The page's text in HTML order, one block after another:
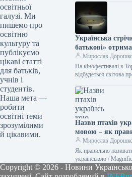
освітньої
галузі. Ми
пишемо про
освітню
культуру та
публікуємо
цікаві статті
для батьків,
учнів і
студентів.
Наша мета —
робити
освітні теми
зрозумілими
й цікавими.
«Артан» отримали
Українська
батькові»
прем’єру на
Торонто
Мирослав
На кінофестивалі в
відбудеться світова
09.08.2026 09:28
міжнародному
Торонто,…
Назви птахів
мовою – як
назвати лелеку,
снігура
Мирослав
Як правильно
українською /
мові існує безліч
Тому не слід
Copyright © 2026 - Новини